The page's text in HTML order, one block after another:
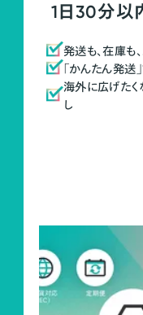
1日30分以
発送も、在庫も
「かんたん発送
海外に広げたく
し